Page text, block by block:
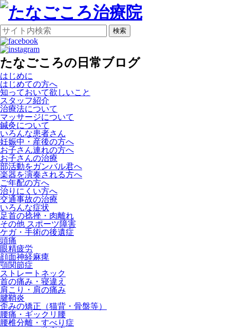
検索
たなごころの日常ブログ
はじめに
はじめての方へ
知っておいて欲しいこと
スタッフ紹介
治療法について
マッサージについて
鍼灸について
いろんな患者さん
妊娠中・産後の方へ
お子さん連れの方へ
お子さんの治療
部活動をガンバル君へ
楽器を演奏される方へ
ご年配の方へ
治りにくい方へ
交通事故の治療
いろんな症状
足首の捻挫・肉離れ
その他 スポーツ障害
ケガ・手術の後遺症
頭痛
眼精疲労
顔面神経麻痺
顎関節症
ストレートネック
首の痛み・寝違え
肩こり・肩の痛み
腱鞘炎
歪みの矯正（猫背・骨盤等）
腰痛・ギックリ腰
腰椎分離・すべり症